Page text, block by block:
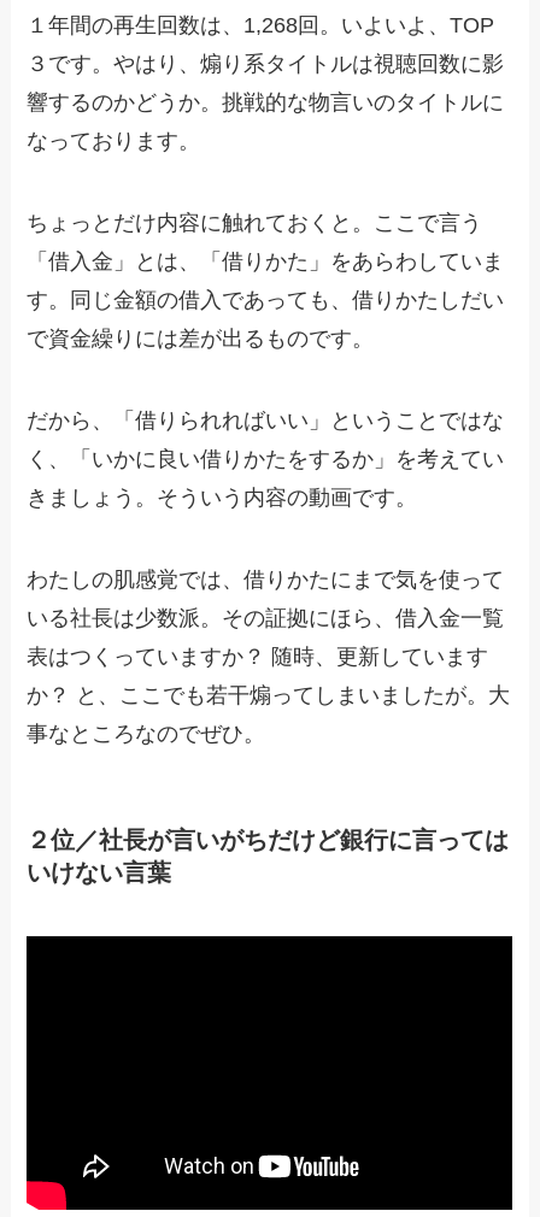
１年間の再生回数は、1,268回。いよいよ、TOP
３です。やはり、煽り系タイトルは視聴回数に影
響するのかどうか。挑戦的な物言いのタイトルに
なっております。
ちょっとだけ内容に触れておくと。ここで言う
「借入金」とは、「借りかた」をあらわしていま
す。同じ金額の借入であっても、借りかたしだい
で資金繰りには差が出るものです。
だから、「借りられればいい」ということではな
く、「いかに良い借りかたをするか」を考えてい
きましょう。そういう内容の動画です。
わたしの肌感覚では、借りかたにまで気を使って
いる社長は少数派。その証拠にほら、借入金一覧
表はつくっていますか？ 随時、更新しています
か？ と、ここでも若干煽ってしまいましたが。大
事なところなのでぜひ。
２位／社長が言いがちだけど銀行に言っては
いけない言葉